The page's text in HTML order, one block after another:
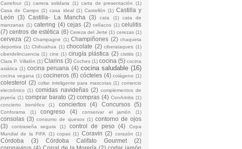
Carrefour (1) carrera solidaria (1) carta de presentación
(1)
Casa de Campo (1) casa ideal (1) Castellón (1) Castilla y
León
(3) Castilla- La Mancha (3) cata (1)
cata de
manzanas (1) catering (4) cejas (2) celíacos (1) celulitis
(7) centros de estética (6) Cereza del Jerte (1) cerezas (1)
cerveza (2) Champagne (1) Champiñones (2) chaqueta
deportiva (1) Chihuahua (1) chocolate (2) ciberataques (1)
ciberdelincuencia (1) cine (1) cirugía plástica (2) cistitis (1)
Clara P. Villalón (1) Clarins (3) Coches (1) cocina (5) cocina
asiática (1) cocina peruana (4) cocina saludable (16)
cocina vegana (1) cocineros (6) cócteles (4) colágeno (1)
colesterol (2) collar inteligente para mascotas (1) comercio
electrónico (1) comidas navideñas (2) complementos de
joyería (1) comprar barato (2) compras (4) ConArtritis (1)
concierto benéfico
(1) conciertos (4) Concursos (5)
Conforama (1) congreso (4) conservar el jamón (1)
consolas (3) consumo de quesos (1) contorno de ojos
(3)
contraseña segura (1) control de peso (4)
Copa
Mundial de la FIFA (1) copas (1) Coravin (2) corazón (1)
Córdoba (3) Córdoba Califato Gourmet
(2)